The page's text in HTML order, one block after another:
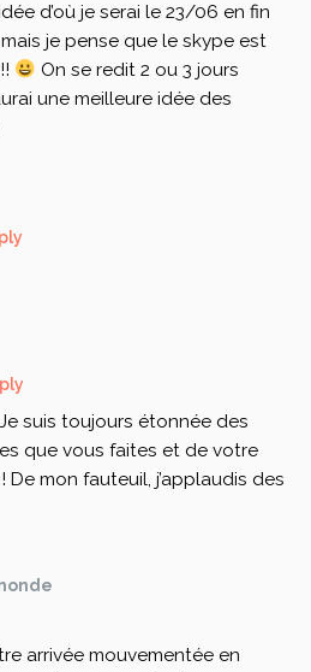
d’où je serai le 23/06 en fin
mais je pense que le skype est
On se redit 2 ou 3 jours
une meilleure idée des
suis toujours étonnée des
que vous faites et de votre
De mon fauteuil, j’applaudis des
arrivée mouvementée en